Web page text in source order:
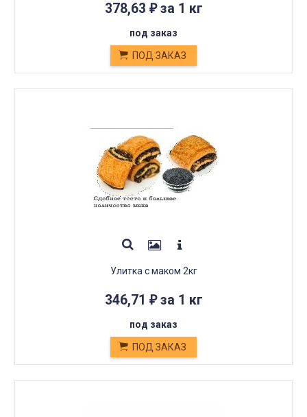
378,63 ₽за 1 кг
под заказ
ПОД ЗАКАЗ
Улитка с маком 2кг
346,71 ₽за 1 кг
под заказ
ПОД ЗАКАЗ